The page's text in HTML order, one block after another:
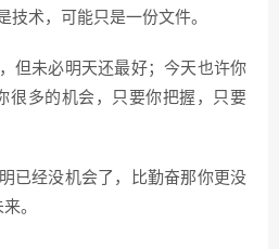
技术，可能只是一份文件。
但未必明天还最好；今天也许你
很多的机会，只要你把握，只要
已经没机会了，比勤奋那你更没
。